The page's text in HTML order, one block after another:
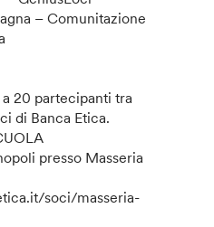
– Comunitazione
20 partecipanti tra
di Banca Etica.
presso Masseria
soci/masseria-